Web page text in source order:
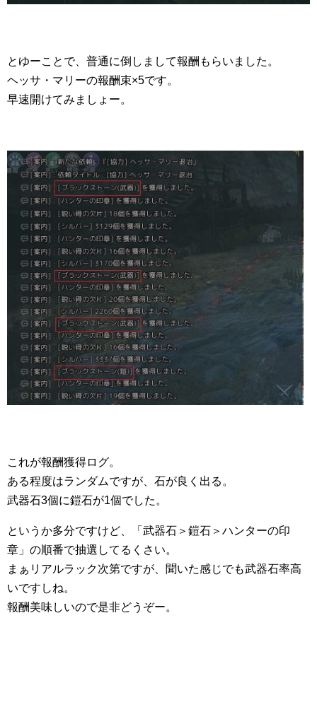
とゆーことで、普通に倒しまして報酬もらいました。
ヘッサ・マリーの報酬束×5です。
早速開けてみましょー。
これが報酬獲得ログ。
ある程度はランダムですが、石が良く出る。
武器石3個に鎧石が1個でした。
というか多分ですけど、「武器石＞鎧石＞ハンターの印
章」の順番で抽選してるくさい。
まぁリアルラック次第ですが、聞いた感じでも武器石率高
いですしね。
報酬美味しいので是非どうぞー。